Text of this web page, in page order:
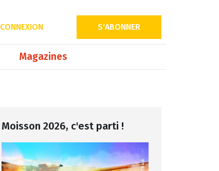
CONNEXION S'ABONNER
Magazines
Moisson 2026, c'est parti !